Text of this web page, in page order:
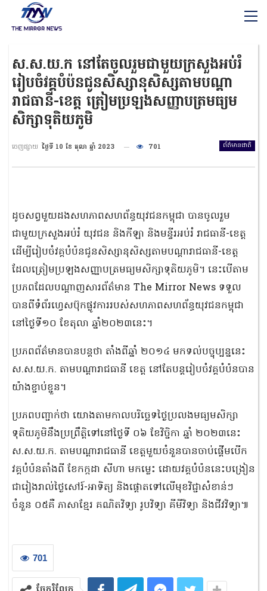
ស.ស.យ.ក នៅតែចូលរួមជាមួយក្រសួងអប់រំ
រៀបចំវគ្គបំប៉នជូនសិស្សានុសិស្សតាមបណ្តា
រាជធានី-ខេត្ត ត្រៀមប្រឡងសញ្ញាបត្រមធ្យម
សិក្សាទុតិយភូមិ
ព័ត៌មានជាតិ
ចេញផ្សាយ ថ្ងៃទី 10 ខែ តុលា ឆ្នាំ 2023 701
ដូចសព្វមួយដងសហភាពសហព័ន្ធយុវជនកម្ពុជា បានចូលរួម
ជាមួយក្រសួងអប់រំ យុវជន និងកីឡា និងមន្ទីរអប់រំ រាជធានី-ខេត្ត
ដើម្បីរៀបចំវគ្គបំប៉នជូនសិស្សានុសិស្សតាមបណ្តារាជធានី-ខេត្ត
ដែលត្រៀមប្រឡងសញ្ញាបត្រមធ្យមសិក្សាទុតិយភូមិ។ នេះបើតាម
ប្រភពដែលបណ្ដាញសារព័ត៌មាន The Mirror News ទទួល
បានពីទំព័រហ្វេសប៊ុកផ្លូវការរបស់សហភាពសហព័ន្ធយុវជនកម្ពុជា
នៅថ្ងៃទី១០ ខែតុលា ឆ្នាំ២០២៣នេះ។
ប្រភពព័ត៌មានបានបន្តថា តាំងពីឆ្នាំ ២០១៤ មកទល់បច្ចុប្បន្ននេះ
ស.ស.យ.ក. តាមបណ្តារាជធានី ខេត្ត នៅតែបន្តរៀបចំវគ្គបំប៉នបាន
យ៉ាងខ្ជាប់ខ្ជួន។
ប្រភពបញ្ជាក់ថា យោងតាមកាលបរិច្ឆេទថ្ងៃប្រលងមធ្យមសិក្សា
ទុតិយភូមិនឹងប្រព្រឹត្តិទៅនៅថ្ងៃទី ០៦ ខែវិច្ជិកា ឆ្នាំ ២០២៣នេះ
ស.ស.យ.ក. តាមបណ្តារាជធានី ខេត្តមួយចំនួនបានចាប់ផ្តើមបើក
វគ្គបំប៉នតាំងពី ខែកក្កដា សីហា មកម្លេះ ដោយវគ្គបំប៉ននេះបង្រៀន
ជារៀងរាល់ថ្ងៃសៅរ៍-អាទិត្យ និងផ្ដោតទៅលើមុខវិជ្ជាសំខាន់ៗ
ចំនួន ០៥គឺ ភាសាខ្មែរ គណិតវិទ្យា រូបវិទ្យា គីមីវិទ្យា និងជីវវិទ្យា៕
701